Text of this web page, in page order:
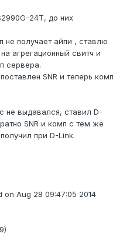
24T, до них
не получает айпи , ставлю
агрегационный свитч и
сервера.
SNR и теперь комп
не выдавался, ставил D-
SNR и комп с тем же
при D-Link.
on Aug 28 09:47:05 2014